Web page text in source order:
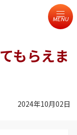
MENU
もらえま
2024年10月02日